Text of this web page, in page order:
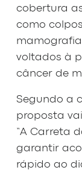
cobertura
como
voltados à
câncer de
Segundo a
proposta
“A Carreta
garantir
rápido ao